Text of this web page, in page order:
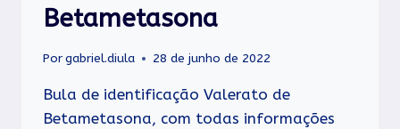
Betametasona
Porgabriel.diula 28 de junho de 2022
Bula de identificação Valerato de
Betametasona, com todas informações